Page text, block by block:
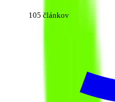
105 článkov